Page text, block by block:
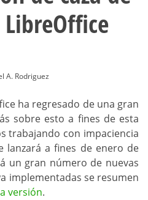
A. Rodriguez
ha regresado de una gran
sobre esto a fines de esta
trabajando con impaciencia
lanzará a fines de enero de
un gran número de nuevas
implementadas se resumen
versión.